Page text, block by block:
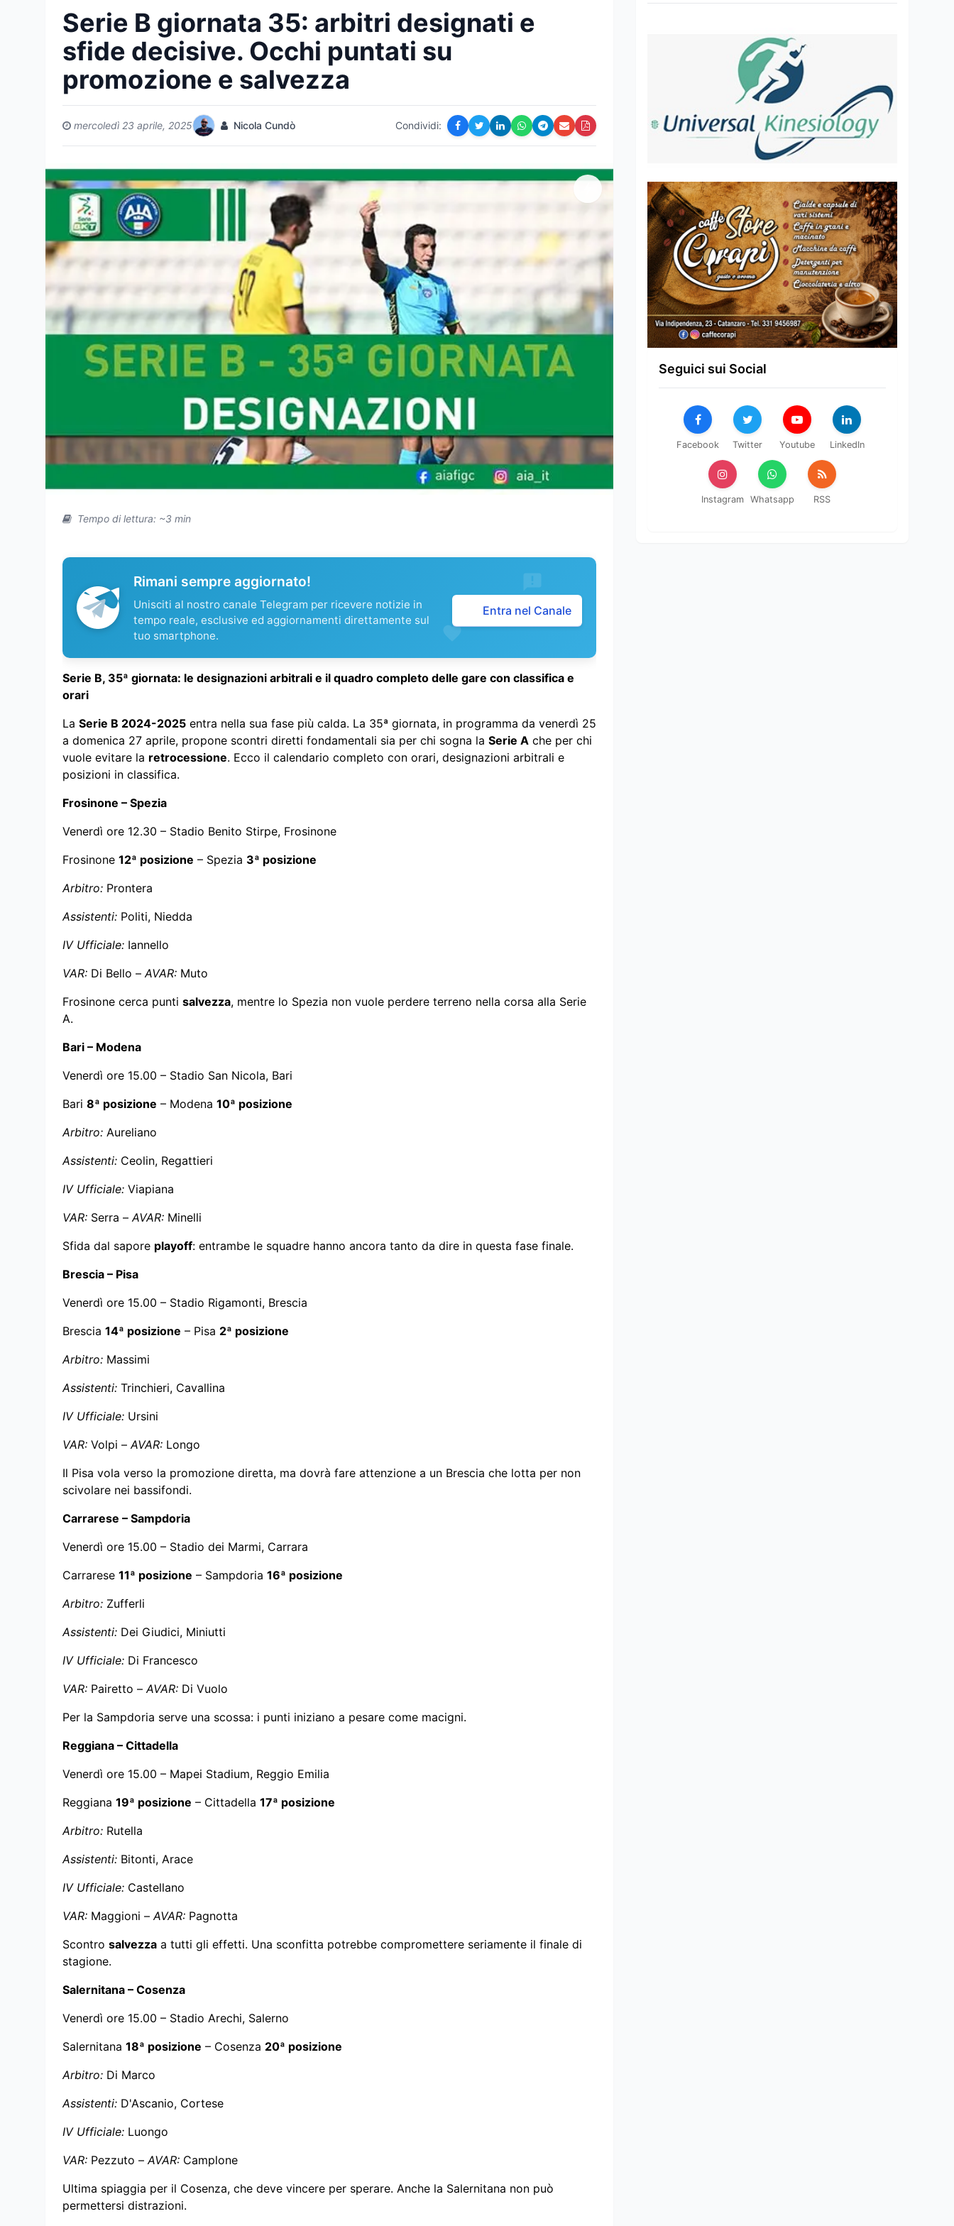
Serie B giornata 35: arbitri designati e
sfide decisive. Occhi puntati su
promozione e salvezza
mercoledì 23 aprile, 2025 Nicola Cundò Condividi:
Tempo di lettura: ~3 min
Rimani sempre aggiornato!
Unisciti al nostro canale Telegram per ricevere notizie in
tempo reale, esclusive ed aggiornamenti direttamente sul
tuo smartphone.
Entra nel Canale
Serie B, 35ª giornata: le designazioni arbitrali e il quadro completo delle gare con classifica e
orari
La Serie B 2024-2025 entra nella sua fase più calda. La 35ª giornata, in programma da venerdì 25
a domenica 27 aprile, propone scontri diretti fondamentali sia per chi sogna la Serie A che per chi
vuole evitare la retrocessione. Ecco il calendario completo con orari, designazioni arbitrali e
posizioni in classifica.
Frosinone – Spezia
Venerdì ore 12.30 – Stadio Benito Stirpe, Frosinone
Frosinone 12ª posizione – Spezia 3ª posizione
Arbitro: Prontera
Assistenti: Politi, Niedda
IV Ufficiale: Iannello
VAR: Di Bello – AVAR: Muto
Frosinone cerca punti salvezza, mentre lo Spezia non vuole perdere terreno nella corsa alla Serie
A.
Bari – Modena
Venerdì ore 15.00 – Stadio San Nicola, Bari
Bari 8ª posizione – Modena 10ª posizione
Arbitro: Aureliano
Assistenti: Ceolin, Regattieri
IV Ufficiale: Viapiana
VAR: Serra – AVAR: Minelli
Sfida dal sapore playoff: entrambe le squadre hanno ancora tanto da dire in questa fase finale.
Brescia – Pisa
Venerdì ore 15.00 – Stadio Rigamonti, Brescia
Brescia 14ª posizione – Pisa 2ª posizione
Arbitro: Massimi
Assistenti: Trinchieri, Cavallina
IV Ufficiale: Ursini
VAR: Volpi – AVAR: Longo
Il Pisa vola verso la promozione diretta, ma dovrà fare attenzione a un Brescia che lotta per non
scivolare nei bassifondi.
Carrarese – Sampdoria
Venerdì ore 15.00 – Stadio dei Marmi, Carrara
Carrarese 11ª posizione – Sampdoria 16ª posizione
Arbitro: Zufferli
Assistenti: Dei Giudici, Miniutti
IV Ufficiale: Di Francesco
VAR: Pairetto – AVAR: Di Vuolo
Per la Sampdoria serve una scossa: i punti iniziano a pesare come macigni.
Reggiana – Cittadella
Venerdì ore 15.00 – Mapei Stadium, Reggio Emilia
Reggiana 19ª posizione – Cittadella 17ª posizione
Arbitro: Rutella
Assistenti: Bitonti, Arace
IV Ufficiale: Castellano
VAR: Maggioni – AVAR: Pagnotta
Scontro salvezza a tutti gli effetti. Una sconfitta potrebbe compromettere seriamente il finale di
stagione.
Salernitana – Cosenza
Venerdì ore 15.00 – Stadio Arechi, Salerno
Salernitana 18ª posizione – Cosenza 20ª posizione
Arbitro: Di Marco
Assistenti: D'Ascanio, Cortese
IV Ufficiale: Luongo
VAR: Pezzuto – AVAR: Camplone
Ultima spiaggia per il Cosenza, che deve vincere per sperare. Anche la Salernitana non può
permettersi distrazioni.
Seguici sui Social
Facebook Twitter Youtube LinkedIn
Instagram Whatsapp RSS